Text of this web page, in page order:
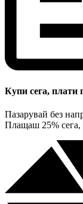
Купи сега, плати
Пазарувай без
Плащаш 25% сега,